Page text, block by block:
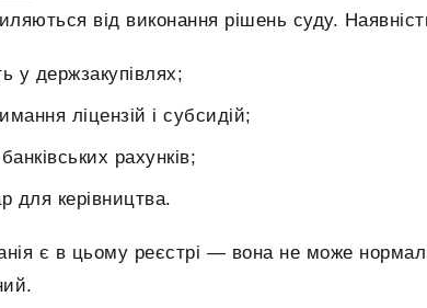
від виконання рішень суду.
у держзакупівлях;
ліцензій і субсидій;
рахунків;
для керівництва.
є в цьому реєстрі — вона не може